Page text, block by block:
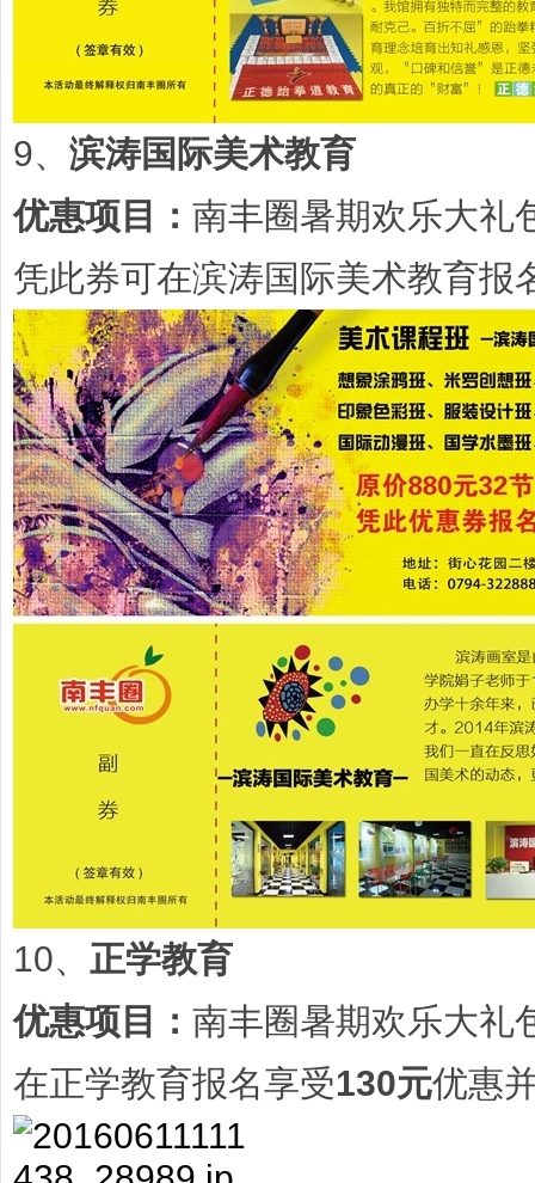
9、 滨涛国际美术教育
优惠项目： 南丰圈暑期欢乐大礼
凭此券可在滨涛国际美术教育报
10、 正学教育
优惠项目： 南丰圈暑期欢乐大礼
在正学教育报名享受130元优惠